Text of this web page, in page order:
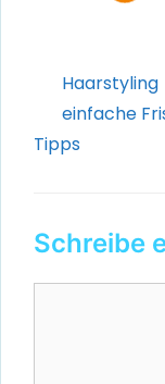
Kategorien
Haarstyling
einfache
Tipps
Schreibe